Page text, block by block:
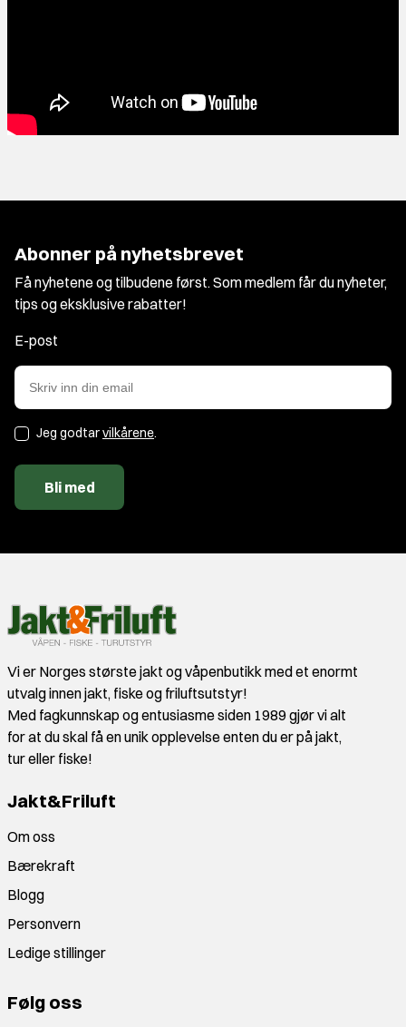
Abonner på nyhetsbrevet
Få nyhetene og tilbudene først. Som medlem får du nyheter,
tips og eksklusive rabatter!
E-post
Jeg godtarvilkårene.
Bli med
Vi er Norges største jakt og våpenbutikk med et enormt
utvalg innen jakt, fiske og friluftsutstyr!
Med fagkunnskap og entusiasme siden 1989 gjør vi alt
for at du skal få en unik opplevelse enten du er på jakt,
tur eller fiske!
Jakt&Friluft
Om oss
Bærekraft
Blogg
Personvern
Ledige stillinger
Følg oss